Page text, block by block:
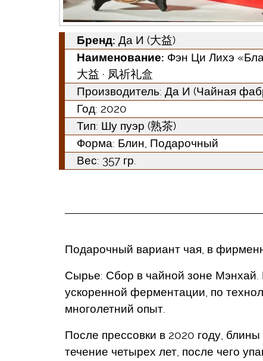
Бренд: Да И (大益)
Наименование: Фэн Ци Лихэ
大益 · 凤祈礼盒
Производитель: Да И (Чайная
Год: 2020
Тип: Шу пуэр (熟茶)
Форма: Блин, Подарочный
Вес: 357 гр.
Подарочный вариант чая, в
Сырье: Сбор в чайной зоне Мэнхай.
ускоренной ферментации, по
многолетний опыт.
После прессовки в 2020 году,
течение четырех лет, после чего